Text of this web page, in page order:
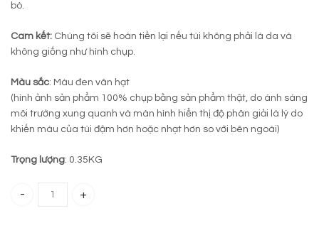
bò.
Cam kết: Chúng tôi sẽ hoàn tiền lại nếu túi không phải là da và
không giống như hình chụp.
Màu sắc: Màu đen vân hạt
(hình ảnh sản phẩm 100% chụp bằng sản phẩm thật, do ánh sáng
môi trường xung quanh và màn hình hiển thị độ phân giải là lý do
khiến màu của túi đậm hơn hoặc nhạt hơn so với bên ngoài)
Trọng lượng: 0.35KG
Túi cầm tay ipad mini da bò 816 quantity